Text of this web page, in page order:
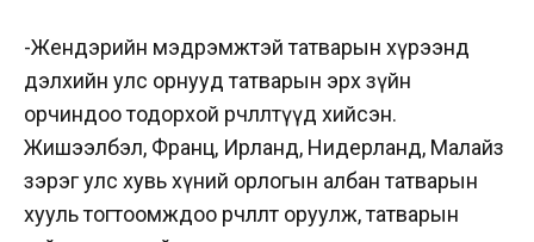
-Жендэрийн мэдрэмжтэй татварын хүрээнд
дэлхийн улс орнууд татварын эрх зүйн
орчиндоо тодорхой өөрчлөлтүүд хийсэн.
Жишээлбэл, Франц, Ирланд, Нидерланд, Малайз
зэрэг улс хувь хүний орлогын албан татварын
хууль тогтоомждоо өөрчлөлт оруулж, татварын